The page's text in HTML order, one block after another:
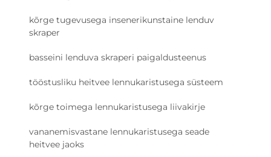
kõrge tugevusega insenerikunstaine lenduv
skraper
basseini lenduva skraperi paigaldusteenus
tööstusliku heitvee lennukaristusega süsteem
kõrge toimega lennukaristusega liivakirje
vananemisvastane lennukaristusega seade
heitvee jaoks